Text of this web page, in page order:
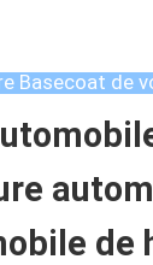
Basecoat de
de